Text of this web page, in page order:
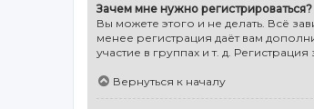
Зачем мне нужно регистрироваться?
Вы можете этого и не делать. Всё
менее регистрация даёт вам
участие в группах и т. д.
Вернуться к началу